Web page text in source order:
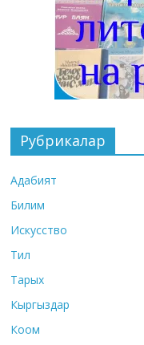
Рубрикалар
Адабият
Билим
Искусство
Тил
Тарых
Кыргыздар
Коом